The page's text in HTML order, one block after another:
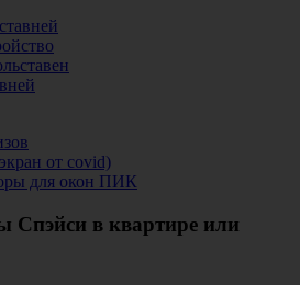
от covid)
для окон ПИК
Спэйси в квартире или